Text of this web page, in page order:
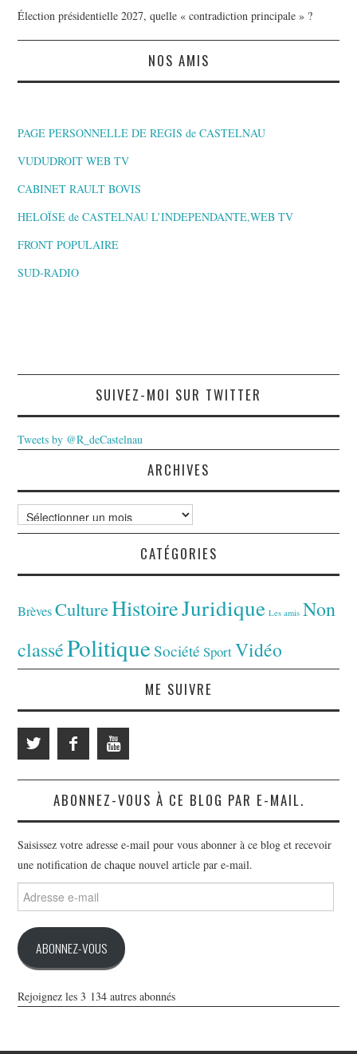
Élection présidentielle 2027, quelle « contradiction principale » ?
NOS AMIS
PAGE PERSONNELLE DE REGIS de CASTELNAU
VUDUDROIT WEB TV
CABINET RAULT BOVIS
HELOÏSE de CASTELNAU L’INDEPENDANTE,WEB TV
FRONT POPULAIRE
SUD-RADIO
SUIVEZ-MOI SUR TWITTER
Tweets by @R_deCastelnau
ARCHIVES
Archives
CATÉGORIES
Brèves CultureHistoireJuridique Les amis Non
classéPolitiqueSociété SportVidéo
ME SUIVRE
ABONNEZ-VOUS À CE BLOG PAR E-MAIL.
Saisissez votre adresse e-mail pour vous abonner à ce blog et recevoir
une notification de chaque nouvel article par e-mail.
Adresse
e-
ABONNEZ-VOUS
Rejoignez les 3 134 autres abonnés